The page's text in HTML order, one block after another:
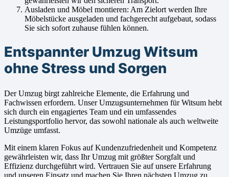
Ausladen und Möbel montieren: Am Zielort werden Ihre
Möbelstücke ausgeladen und fachgerecht aufgebaut, sodass
Sie sich sofort zuhause fühlen können.
Entspannter Umzug Witsum
ohne Stress und Sorgen
Der Umzug birgt zahlreiche Elemente, die Erfahrung und
Fachwissen erfordern. Unser Umzugsunternehmen für Witsum hebt
sich durch ein engagiertes Team und ein umfassendes
Leistungsportfolio hervor, das sowohl nationale als auch weltweite
Umzüge umfasst.
Mit einem klaren Fokus auf Kundenzufriedenheit und Kompetenz
gewährleisten wir, dass Ihr Umzug mit größter Sorgfalt und
Effizienz durchgeführt wird. Vertrauen Sie auf unsere Erfahrung